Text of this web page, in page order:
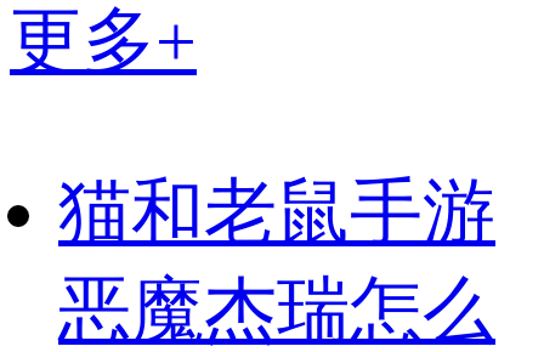
更多+
猫和老鼠手游
恶魔杰瑞怎么